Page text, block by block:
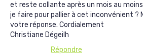
et reste collante après un mois au
je faire pour pallier à cet inconvénient ?
votre réponse. Cordialement
Christiane Dégeilh
Répondre